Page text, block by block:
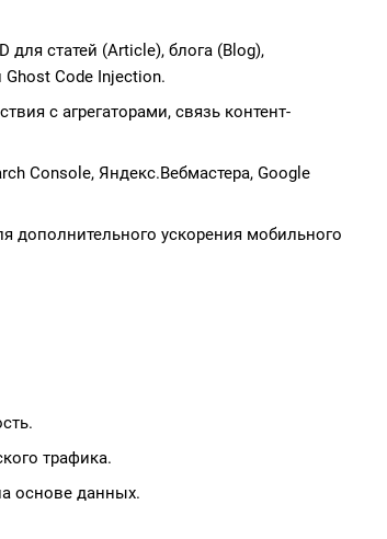
для статей (Article), блога (Blog),
Code Injection.
с агрегаторами, связь контент-
Console, Яндекс.Вебмастера, Google
дополнительного ускорения мобильного
трафика.
основе данных.